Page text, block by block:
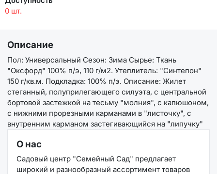
0 шт.
Описание
Пол: Универсальный Сезон: Зима Сырье: Ткань
"Оксфорд" 100% п/э, 110 г/м2. Утеплитель: "Синтепон"
150 г/кв.м. Подкладка: 100% п/э. Описание: Жилет
стеганный, полуприлегающего силуэта, с центральной
бортовой застежкой на тесьму "молния", с капюшоном,
с нижними прорезными карманами в "листочку", с
внутренним карманом застегивающийся на "липучку"
О нас
Садовый центр "Семейный Сад" предлагает
широкий и разнообразный ассортимент товаров